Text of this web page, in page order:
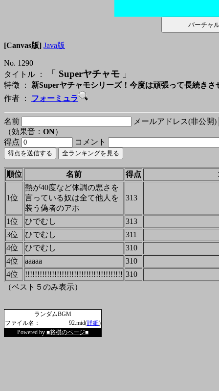
[Canvas版] Java版
No. 1290
タイトル ：
「 Superヤチャモ 」
特徴 ： 新Superヤチャモシリーズ！今度は頑張って長続き
作者 ： フォーミュラ
名前
メールアドレス(非公開)
（効果音： ON）
得点
コメント
順位 名前 得点
1位
熱が40度など体調の悪さを
言っている奴は全て他人を
装う偽者のアホ
313
1位 ひでむし
313
3位
ひでむし
311
4位
ひでむし
310
4位
aaaaa
310
4位
!!!!!!!!!!!!!!!!!!!!!!!!!!!!!!!!!!!!!!!! 310
（ベスト５のみ表示）
ランダムBGM
ファイル名：
92.mid(詳細)
Powered by ■将棋のページ■